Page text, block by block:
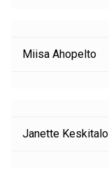
Miisa Ahopelto
Janette Keskitalo